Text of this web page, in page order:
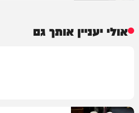
אולי יעניין אותך גם